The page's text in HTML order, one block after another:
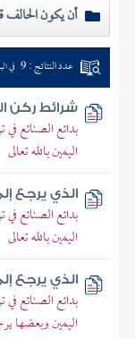
أن يكون الحالف
عدد النتائج : 9 في
شرائط ركن
بدائع الصنائع
اليمين بالله تعالى
الذي يرجع
بدائع الصنائع
اليمين بالله تعالى
الذي يرجع
بدائع الصنائع
اليمين وبعضها